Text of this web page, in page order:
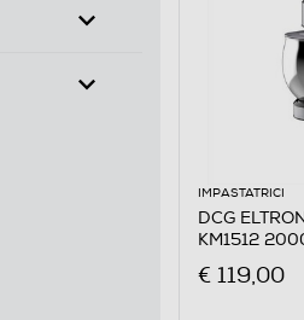
IMPASTATRICI
DCG
KM1512
€ 119,00